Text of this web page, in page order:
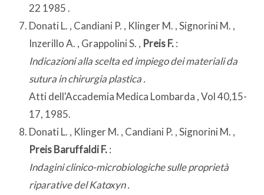
22 1985 .
Donati L. , Candiani P. , Klinger M. , Signorini M. ,
Inzerillo A. , Grappolini S. , Preis F.:
Indicazioni alla scelta ed impiego dei materiali da
sutura in chirurgia plastica .
Atti dell'Accademia Medica Lombarda , Vol 40,15-
17, 1985.
Donati L. , Klinger M. , Candiani P. , Signorini M. ,
Preis Baruffaldi F.:
Indagini clinico-microbiologiche sulle proprietà
riparative del Katoxyn .